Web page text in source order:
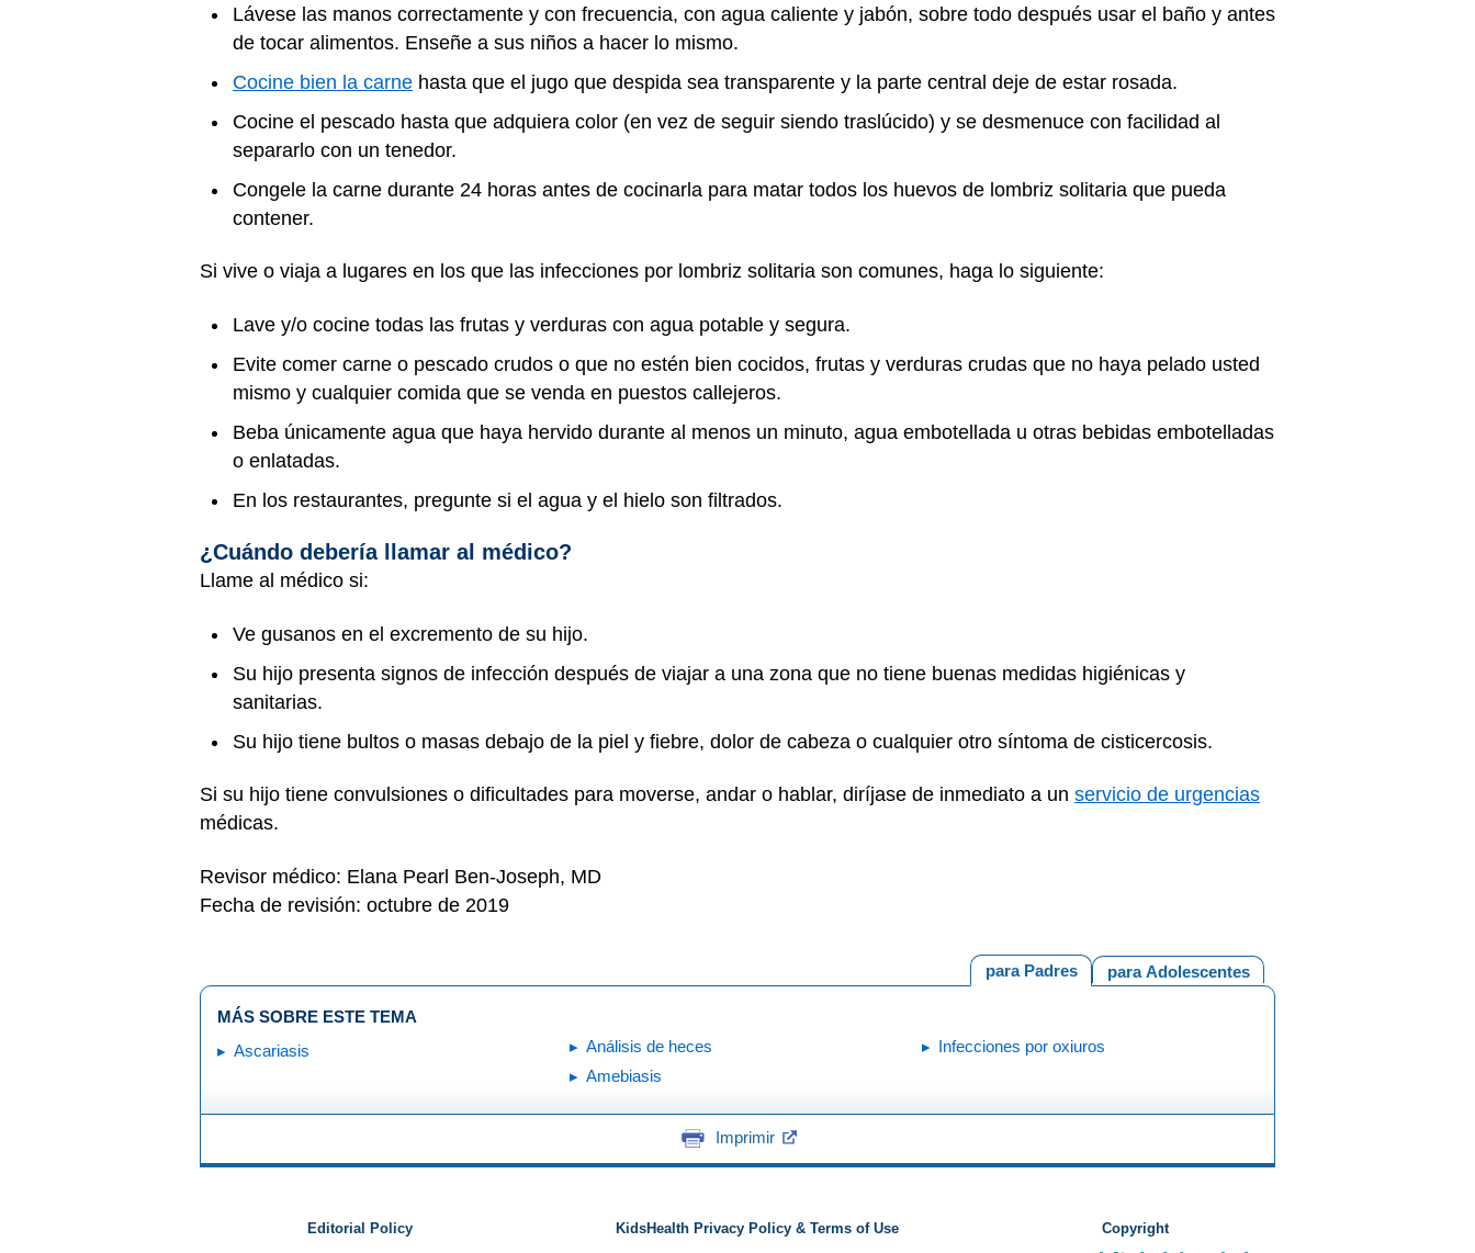
Lávese las manos correctamente y con frecuencia, con agua caliente y jabón, sobre todo después usar el baño y antes
de tocar alimentos. Enseñe a sus niños a hacer lo mismo.
Cocine bien la carne hasta que el jugo que despida sea transparente y la parte central deje de estar rosada.
Cocine el pescado hasta que adquiera color (en vez de seguir siendo traslúcido) y se desmenuce con facilidad al
separarlo con un tenedor.
Congele la carne durante 24 horas antes de cocinarla para matar todos los huevos de lombriz solitaria que pueda
contener.
Si vive o viaja a lugares en los que las infecciones por lombriz solitaria son comunes, haga lo siguiente:
Lave y/o cocine todas las frutas y verduras con agua potable y segura.
Evite comer carne o pescado crudos o que no estén bien cocidos, frutas y verduras crudas que no haya pelado usted
mismo y cualquier comida que se venda en puestos callejeros.
Beba únicamente agua que haya hervido durante al menos un minuto, agua embotellada u otras bebidas embotelladas
o enlatadas.
En los restaurantes, pregunte si el agua y el hielo son filtrados.
¿Cuándo debería llamar al médico?
Llame al médico si:
Ve gusanos en el excremento de su hijo.
Su hijo presenta signos de infección después de viajar a una zona que no tiene buenas medidas higiénicas y
sanitarias.
Su hijo tiene bultos o masas debajo de la piel y fiebre, dolor de cabeza o cualquier otro síntoma de cisticercosis.
Si su hijo tiene convulsiones o dificultades para moverse, andar o hablar, diríjase de inmediato a un servicio de urgencias
médicas.
Revisor médico: Elana Pearl Ben-Joseph, MD
Fecha de revisión: octubre de 2019
para Adolescentes
para Padres
MÁS SOBRE ESTE TEMA
Ascariasis
Análisis de heces
Amebiasis
Infecciones por oxiuros
Imprimir
Editorial Policy KidsHealth Privacy Policy & Terms of Use
Copyright